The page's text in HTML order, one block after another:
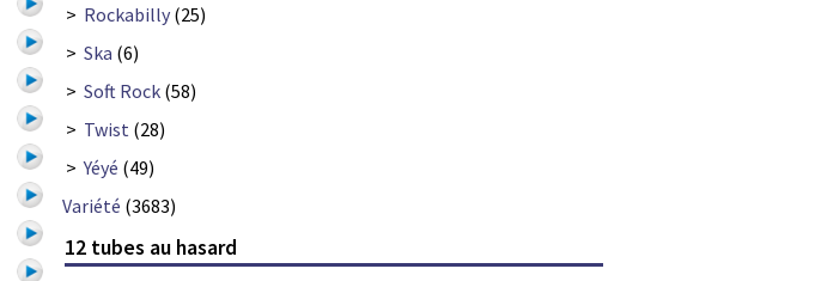
> Rockabilly (25)
> Ska (6)
> Soft Rock (58)
> Twist (28)
>Yéyé (49)
Variété (3683)
12 tubes au hasard